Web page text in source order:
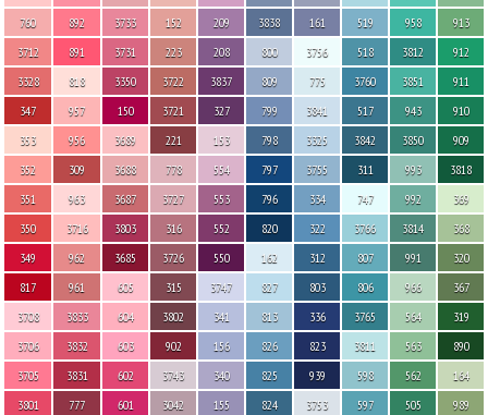
760
3712
3328
347
353
352
351
350
349
817
3708
3706
3705
3801
892
891
818
957
956
309
963
3716
962
961
3833
3832
3831
777
3733
3731
3350
150
3689
3688
3687
3803
3685
605
604
603
602
601
152
223
3722
3721
221
778
3727
316
3726
315
3802
902
3743
3042
209
208
3837
327
153
554
553
552
550
3747
341
156
340
155
3838
800
809
799
798
797
796
820
162
827
813
826
825
824
161
3756
775
3841
3325
3755
334
322
312
803
336
823
939
3753
519
518
3760
517
3842
311
747
3766
807
806
3765
3811
598
597
958
3812
3851
943
3850
993
992
3814
991
966
564
563
562
505
913
912
911
910
909
3818
369
368
320
367
319
890
164
989